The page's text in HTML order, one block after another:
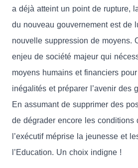
a déjà atteint un point de rupture,
du nouveau gouvernement est de
nouvelle suppression de moyens.
enjeu de société majeur qui
moyens humains et financiers
inégalités et préparer l’avenir des
En assumant de supprimer des
de dégrader encore les conditions
l’exécutif méprise la jeunesse et
l’Education. Un choix indigne !